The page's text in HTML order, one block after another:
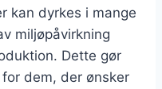
kan dyrkes i mange
miljøpåvirkning
Dette gør
dem, der ønsker